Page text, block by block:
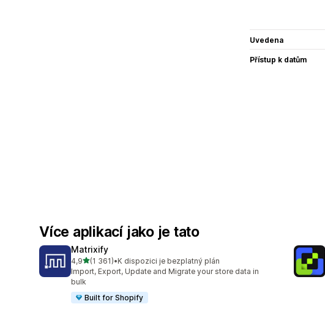
Uvedena
Přístup k datům
Více aplikací jako je tato
Matrixify
4,9z 5 hvězd
(1 361)
Celkový počet recenzí: 1361
•K dispozici je bezplatný plán
Import, Export, Update and Migrate your store data in
bulk
Built for Shopify